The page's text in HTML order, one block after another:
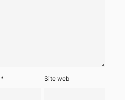
* Site web